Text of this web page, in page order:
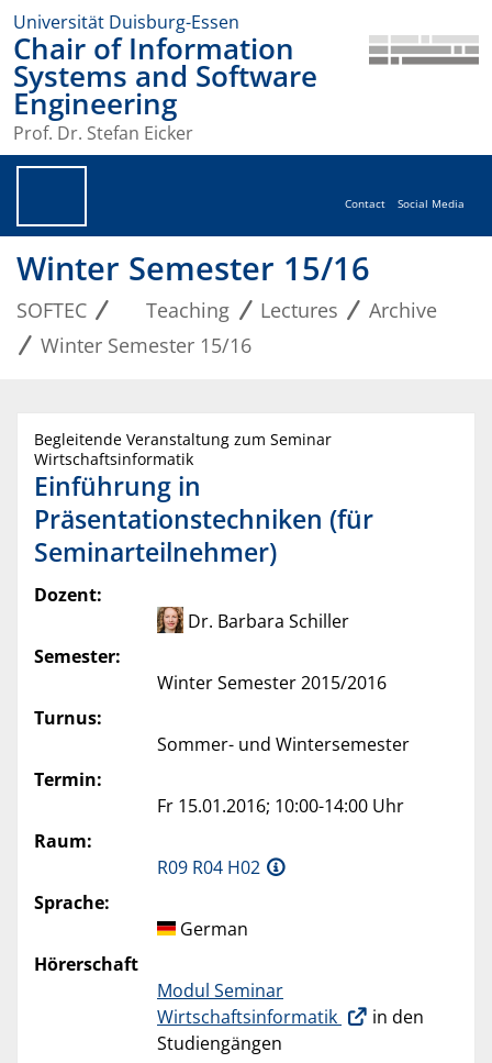
Universität Duisburg-Essen
Chair of Information
Systems and Software
Engineering
Prof. Dr. Stefan Eicker
Contact Social Media
Winter Semester 15/16
SOFTEC Teaching Lectures
Archive
Winter Semester 15/16
Begleitende Veranstaltung zum Seminar
Wirtschaftsinformatik
Einführung in
Präsentationstechniken (für
Seminarteilnehmer)
Dozent:
Dr. Barbara Schiller
Semester:
Winter Semester 2015/2016
Turnus:
Sommer- und Wintersemester
Termin:
Fr 15.01.2016; 10:00-14:00 Uhr
Raum:
R09 R04 H02
Sprache:
German
Hörerschaft
Modul Seminar
Wirtschaftsinformatik
in den
Studiengängen